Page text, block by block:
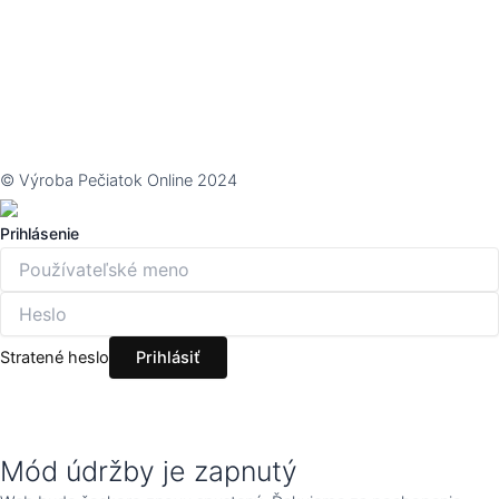
Mód údržby je zapnutý
© Výroba Pečiatok Online 2024
Prihlásenie
Stratené heslo